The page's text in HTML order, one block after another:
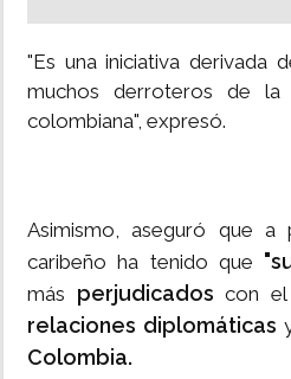
"Es una iniciativa derivada
muchos derroteros de la
colombiana", expresó.
Asimismo, aseguró que
caribeño ha tenido que
más perjudicados con el
relaciones diplomáticas
Colombia.